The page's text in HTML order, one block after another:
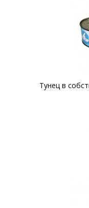
Тунец в